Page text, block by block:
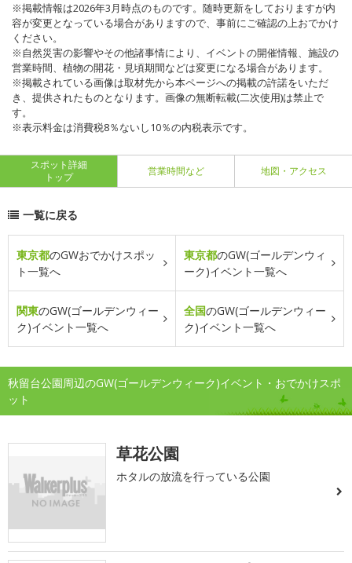
※掲載情報は2026年3月時点のものです。随時更新をしておりますが内
容が変更となっている場合がありますので、事前にご確認の上おでかけ
ください。
※自然災害の影響やその他諸事情により、イベントの開催情報、施設の
営業時間、植物の開花・見頃期間などは変更になる場合があります。
※掲載されている画像は取材先から本ページへの掲載の許諾をいただ
き、提供されたものとなります。画像の無断転載(二次使用)は禁止で
す。
※表示料金は消費税8％ないし10％の内税表示です。
スポット詳細
トップ
営業時間など 地図・アクセス
一覧に戻る
東京都のGWおでかけスポッ
ト一覧へ
東京都のGW(ゴールデンウィ
ーク)イベント一覧へ
関東のGW(ゴールデンウィー
ク)イベント一覧へ
全国のGW(ゴールデンウィー
ク)イベント一覧へ
秋留台公園周辺のGW(ゴールデンウィーク)イベント・おでかけスポ
ット
草花公園
ホタルの放流を行っている公園